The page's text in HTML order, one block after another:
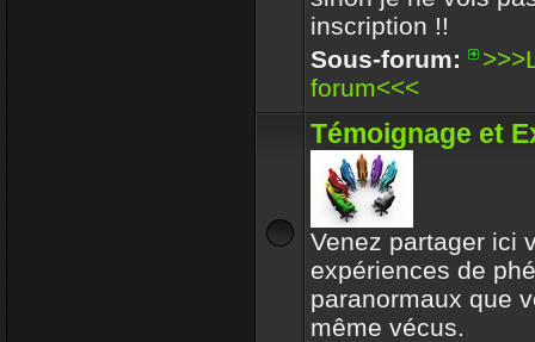
Bon voyage frerot
Enjoy
30 Déc 2017 16:32
Circle avait toujours
respectait
Enjoy
30 Déc 2017 16:32
inscription !!
Sous-forum:
forum<<<
Témoignage et
Venez partager ici
expériences de
paranormaux que
même vécus.